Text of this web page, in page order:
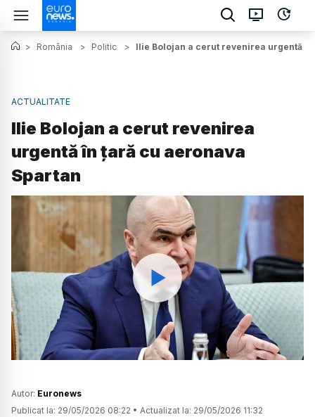
> România > Politic > Ilie Bolojan a cerut revenirea urgentă
ACTUALITATE
Ilie Bolojan a cerut revenirea
urgentă în țară cu aeronava
Spartan
Watch
Autor: Euronews
Publicat la: 29/05/2026 08:22 • Actualizat la: 29/05/2026 11:32